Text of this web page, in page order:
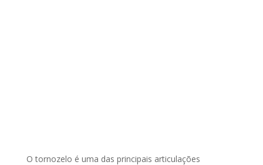
O tornozelo é uma das principais articulações